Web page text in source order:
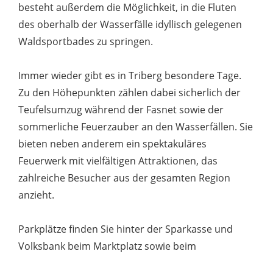
besteht außerdem die Möglichkeit, in die Fluten
des oberhalb der Wasserfälle idyllisch gelegenen
Waldsportbades zu springen.
Immer wieder gibt es in Triberg besondere Tage.
Zu den Höhepunkten zählen dabei sicherlich der
Teufelsumzug während der Fasnet sowie der
sommerliche Feuerzauber an den Wasserfällen. Sie
bieten neben anderem ein spektakuläres
Feuerwerk mit vielfältigen Attraktionen, das
zahlreiche Besucher aus der gesamten Region
anzieht.
Parkplätze finden Sie hinter der Sparkasse und
Volksbank beim Marktplatz sowie beim